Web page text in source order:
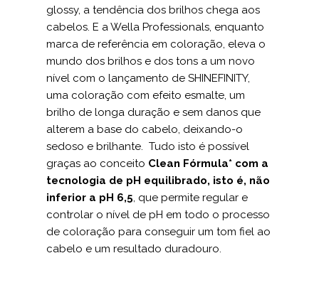
glossy, a tendência dos brilhos chega aos
cabelos. E a Wella Professionals, enquanto
marca de referência em coloração, eleva o
mundo dos brilhos e dos tons a um novo
nível com o lançamento de SHINEFINITY,
uma coloração com efeito esmalte, um
brilho de longa duração e sem danos que
alterem a base do cabelo, deixando-o
sedoso e brilhante. Tudo isto é possível
graças ao conceito Clean Fórmula* com a
tecnologia de pH equilibrado, isto é, não
inferior a pH 6,5, que permite regular e
controlar o nível de pH em todo o processo
de coloração para conseguir um tom fiel ao
cabelo e um resultado duradouro.